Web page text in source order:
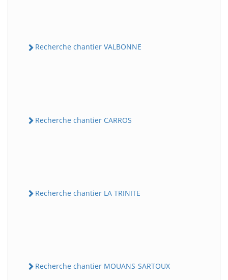
Recherche chantier VALBONNE
Recherche chantier CARROS
Recherche chantier LA TRINITE
Recherche chantier MOUANS-SARTOUX